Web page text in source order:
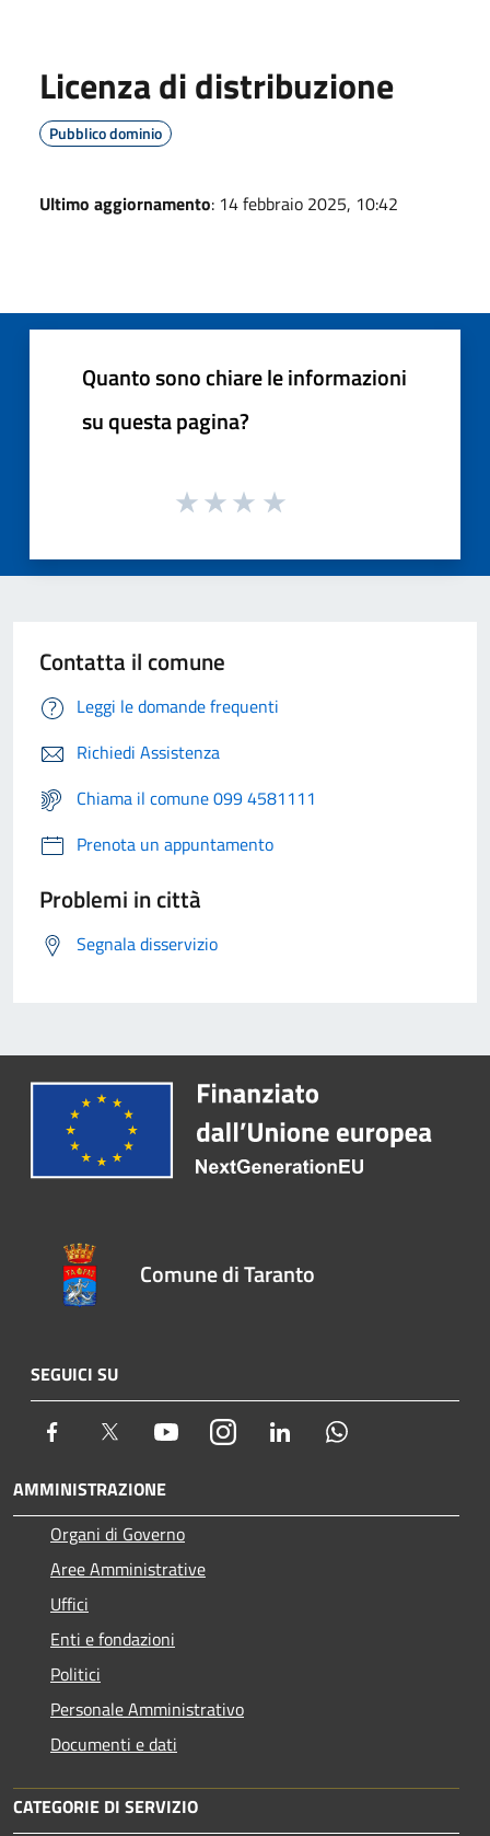
Licenza di distribuzione
Pubblico dominio
Ultimo aggiornamento: 14 febbraio 2025, 10:42
Quanto sono chiare le informazioni
su questa pagina?
Contatta il comune
Leggi le domande frequenti
Richiedi Assistenza
Chiama il comune 099 4581111
Prenota un appuntamento
Problemi in città
Segnala disservizio
Comune di Taranto
SEGUICI SU
Facebook Twitter YoutubeInstagram LinkedIn
AMMINISTRAZIONE
Organi di Governo
Aree Amministrative
Uffici
Enti e fondazioni
Politici
Personale Amministrativo
Documenti e dati
CATEGORIE DI SERVIZIO